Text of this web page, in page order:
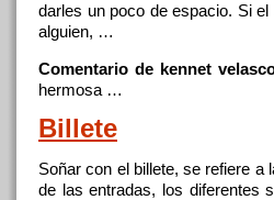
darles un poco de espacio. Si
alguien, …
Comentario de kennet
hermosa …
Billete
Soñar con el billete, se refiere a
de las entradas, los diferentes